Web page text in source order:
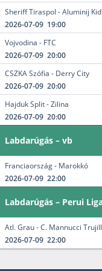
Sheriff Tiraspol - Aluminij
2026-07-09 19:00
Vojvodina - FTC
2026-07-09 20:00
CSZKA Szófia - Derry City
2026-07-09 20:00
Hajduk Split - Zilina
2026-07-09 20:00
Labdarúgás – vb
Franciaország - Marokkó
2026-07-09 22:00
Labdarúgás – Perui
Atl. Grau - C. Mannucci
2026-07-09 22:00